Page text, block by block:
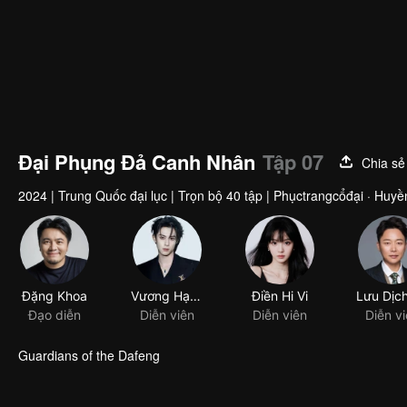
Đại Phụng Đả Canh Nhân Tập 07
Chia sẻ
2024 | Trung Quốc đại lục | Trọn bộ 40 tập | Phụctrangcổđại ·
Guardians of the Dafeng